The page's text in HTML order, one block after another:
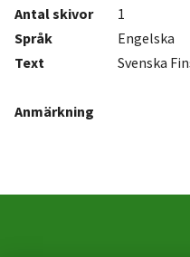
Antalskivor
1
Språk
Engelska
Text
Svenska
Anmärkning